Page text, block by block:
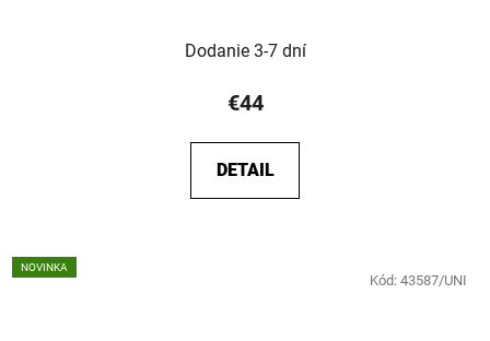
Dodanie 3-7 dní
€44
DETAIL
NOVINKA
Kód: 43587/UNI